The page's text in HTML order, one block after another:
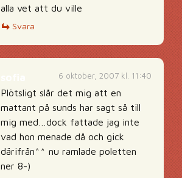
alla vet att du ville
Svara
6 oktober, 2007 kl. 11:40
Plötsligt slår det mig att en
mattant på sunds har sagt så till
mig med…dock fattade jag inte
vad hon menade då och gick
därifrån^^ nu ramlade poletten
ner 8-)